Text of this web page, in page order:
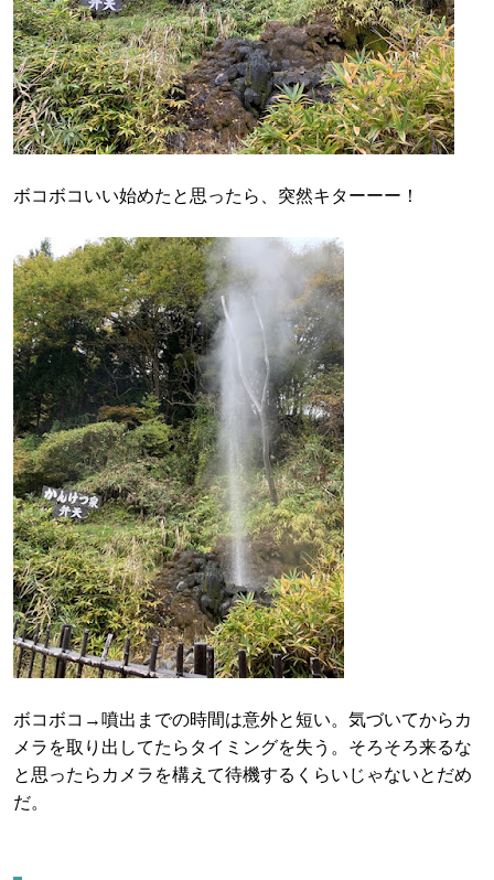
ボコボコいい始めたと思ったら、突然キターーー！
ボコボコ→噴出までの時間は意外と短い。気づいてからカ
メラを取り出してたらタイミングを失う。そろそろ来るな
と思ったらカメラを構えて待機するくらいじゃないとだめ
だ。